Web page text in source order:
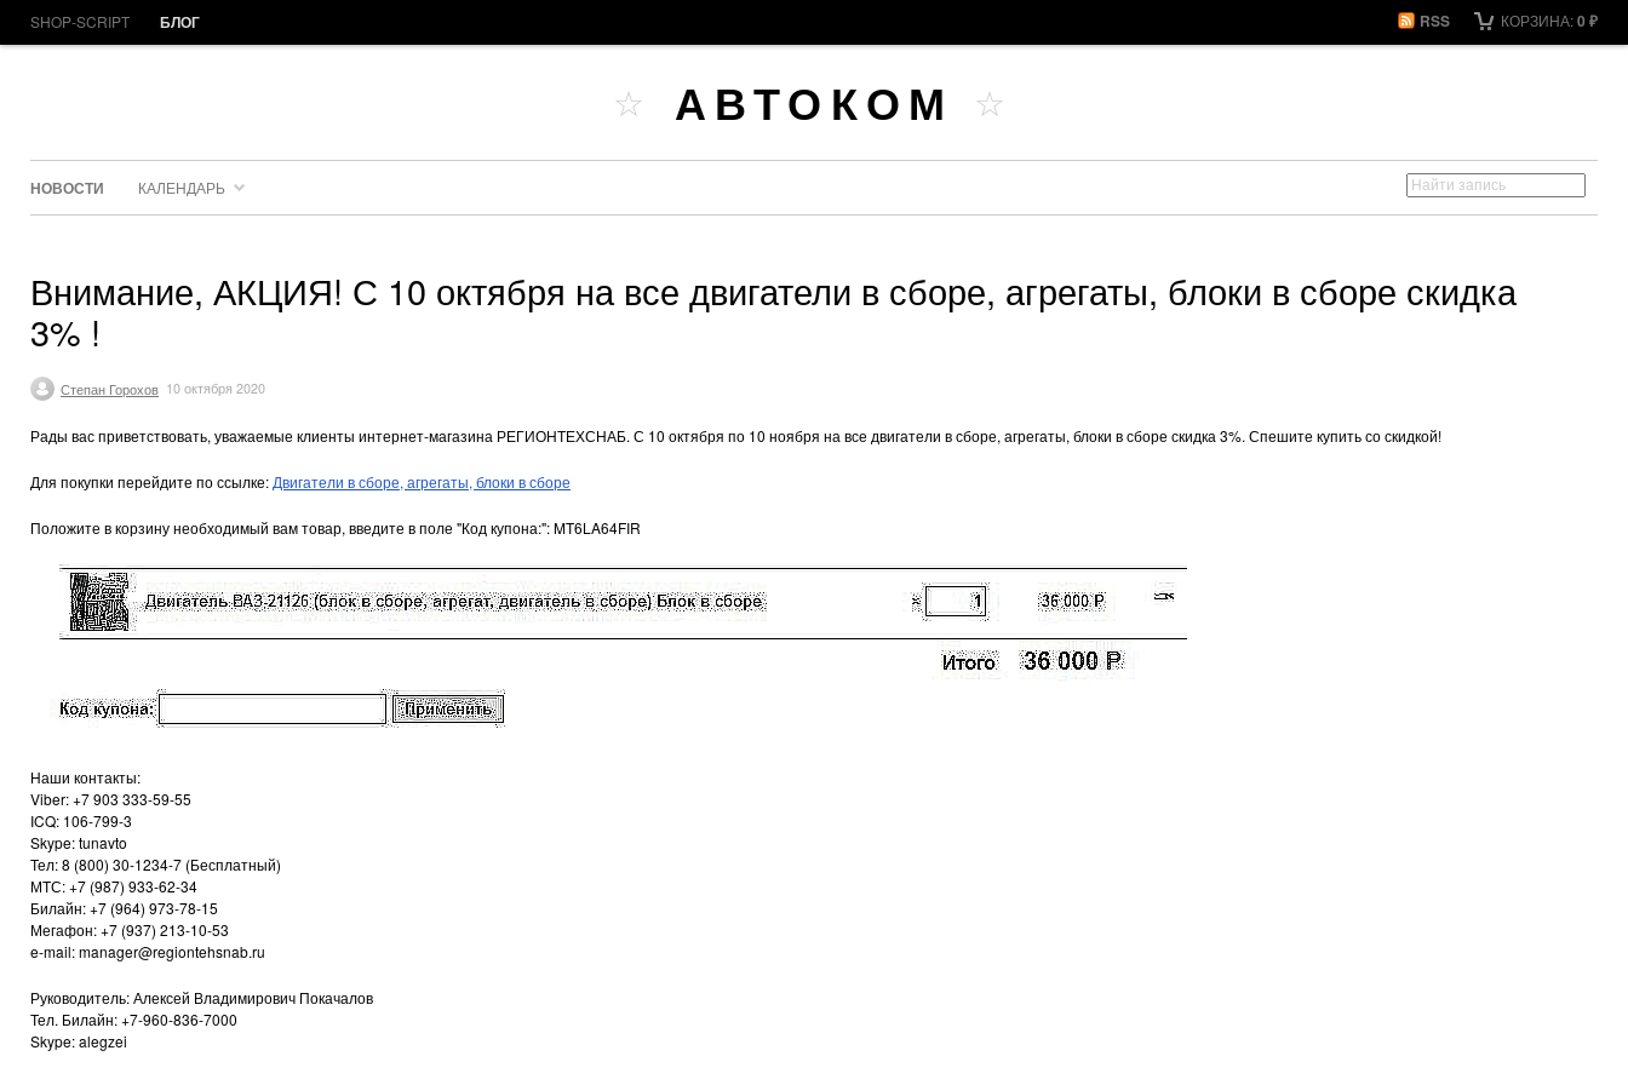
КОРЗИНА:0 ₽
RSS
SHOP-SCRIPT БЛОГ
АВТОКОМ
НОВОСТИ КАЛЕНДАРЬ
Внимание, АКЦИЯ! С 10 октября на все двигатели в сборе, агрегаты, блоки в сборе скидка
3% !
Степан Горохов 10 октября 2020
Рады вас приветствовать, уважаемые клиенты интернет-магазина РЕГИОНТЕХСНАБ. С 10 октября по 10 ноября на все двигатели в сборе, агрегаты, блоки в сборе скидка 3%. Спешите купить со скидкой!
Для покупки перейдите по ссылке: Двигатели в сборе, агрегаты, блоки в сборе
Положите в корзину необходимый вам товар, введите в поле "Код купона:": MT6LA64FIR
Наши контакты:
Viber: +7 903 333-59-55
ICQ: 106-799-3
Skype: tunavto
Тел: 8 (800) 30-1234-7 (Бесплатный)
МТС: +7 (987) 933-62-34
Билайн: +7 (964) 973-78-15
Мегафон: +7 (937) 213-10-53
e-mail: manager@regiontehsnab.ru
Руководитель: Алексей Владимирович Покачалов
Тел. Билайн: +7-960-836-7000
Skype: alegzei